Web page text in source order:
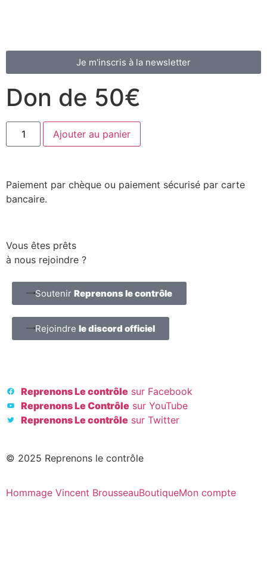
Je m'inscris à la newsletter
Don de 50€
Ajouter au panier
Paiement par chèque ou paiement sécurisé par carte
bancaire.
Vous êtes prêts
à nous rejoindre ?
Soutenir Reprenons le contrôle
Rejoindre le discord officiel
Reprenons Le contrôle sur Facebook
Reprenons Le Contrôle sur YouTube
Reprenons Le contrôle sur Twitter
© 2025 Reprenons le contrôle
Hommage Vincent BrousseauBoutiqueMon compte